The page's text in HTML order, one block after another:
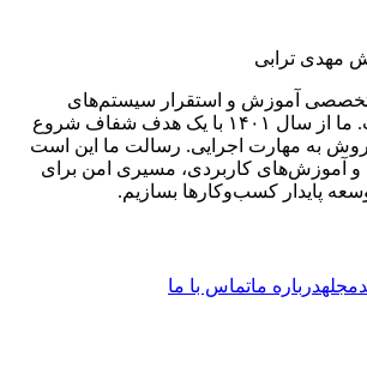
مهدی ترابی
آموزش و استقرار سیستم‌های
فروش در ایران است. ما از سال ۱۴۰۱ با یک هدف شفاف شروع
به مهارت اجرایی. رسالت ما این است
و آموزش‌های کاربردی، مسیری امن برای
پایدار کسب‌وکارها بسازیم.
مجلهدرباره ماتماس با ما